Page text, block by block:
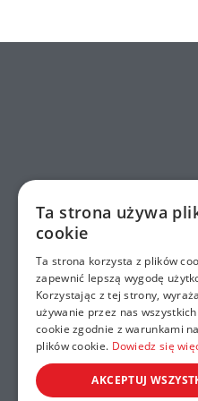
Ta strona używa
cookie
Ta strona korzysta z plików
zapewnić lepszą wygodę
Korzystając z tej strony,
używanie przez nas
cookie zgodnie z warunkami
plików cookie. Dowiedz się
AKCEPTUJ